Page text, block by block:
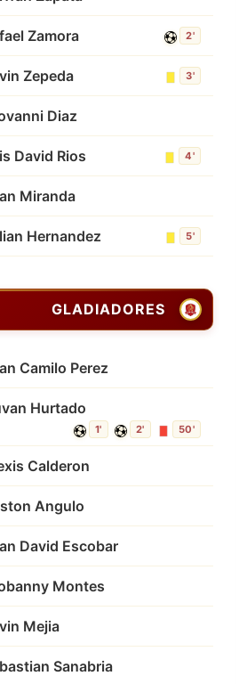
Zamora 2'
Zepeda 3'
Diaz
David Rios 4'
Miranda
Hernandez 5'
GLADIADORES
Camilo Perez
Hurtado
1' 2' 50'
Calderon
Angulo
David Escobar
Montes
Mejia
Sanabria